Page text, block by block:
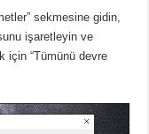
sekmesine gidin,
işaretleyin ve
için “Tümünü devre